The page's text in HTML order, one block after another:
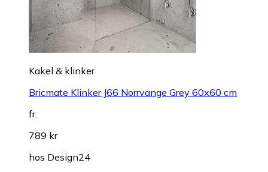
Kakel & klinker
Bricmate Klinker J66 Norrvange Grey 60x60 cm
fr.
789 kr
hos Design24